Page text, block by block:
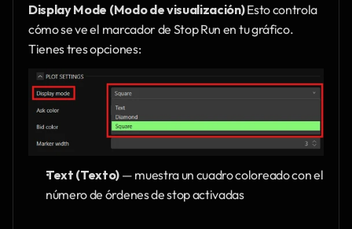
Display Mode (Modo de visualización) Esto controla
cómo se ve el marcador de Stop Run en tu gráfico.
Tienes tres opciones:
Text (Texto) — muestra un cuadro coloreado con el
número de órdenes de stop activadas